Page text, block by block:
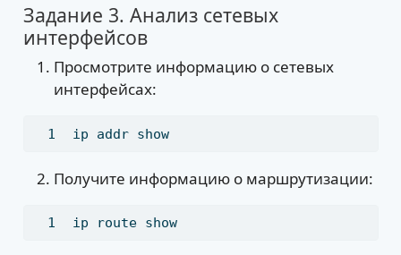
Задание 3. Анализ сетевых
интерфейсов
Просмотрите информацию о сетевых
интерфейсах:
ip addr show
Получите информацию о маршрутизации:
ip route show